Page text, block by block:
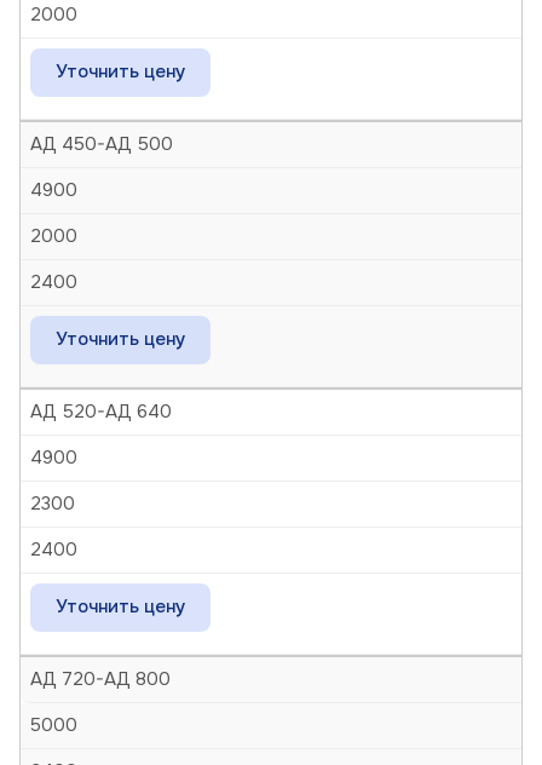
2000
Уточнить цену
АД 450-АД 500
4900
2000
2400
Уточнить цену
АД 520-АД 640
4900
2300
2400
Уточнить цену
АД 720-АД 800
5000